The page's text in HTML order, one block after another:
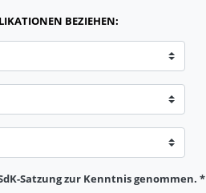
BEZIEHEN:
Satzung zur Kenntnis genommen. *